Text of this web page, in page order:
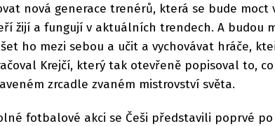
nová generace trenérů, která se bude moct
žijí a fungují v aktuálních trendech. A budou
ho mezi sebou a učit a vychovávat hráče,
Krejčí, který tak otevřeně popisoval to, co
zrcadle zvaném mistrovství světa.
fotbalové akci se Češi představili poprvé